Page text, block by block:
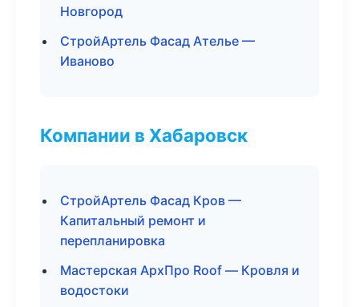
Новгород
СтройАртель Фасад Ателье —
Иваново
Компании в Хабаровск
СтройАртель Фасад Кров —
Капитальный ремонт и
перепланировка
Мастерская АрхПро Roof — Кровля и
водостоки